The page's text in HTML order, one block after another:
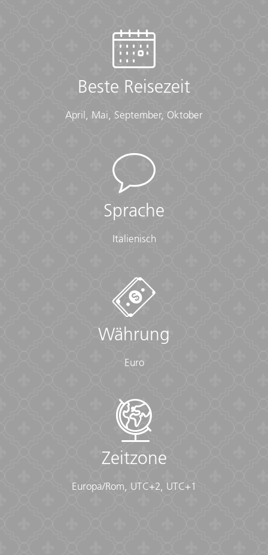
Beste Reisezeit
April, Mai, September, Oktober
Sprache
Italienisch
Währung
Euro
Zeitzone
Europa/Rom, UTC+2, UTC+1